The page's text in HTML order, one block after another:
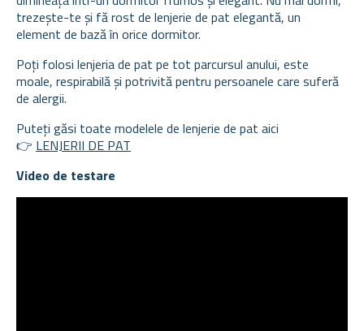
trezește-te și fă rost de lenjerie de pat elegantă, un
element de bază în orice dormitor.
Poți folosi lenjeria de pat pe tot parcursul anului, este
moale, respirabilă și potrivită pentru persoanele care suferă
de alergii.
Puteți găsi toate modelele de lenjerie de pat aici
👉 LENJERII DE PAT
Video de testare